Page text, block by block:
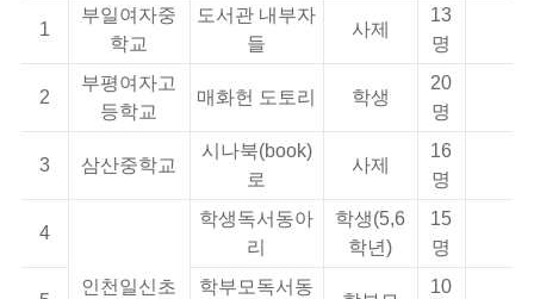
1
부일여자중
학교
도서관 내부자
들
사제
13
명
2
부평여자고
등학교
매화헌 도토리 학생
20
명
3 삼산중학교
시나북(book)
로
사제
16
명
4
인천일신초
학생독서동아
리
학생(5,6
학년)
15
명
학부모독서동
10